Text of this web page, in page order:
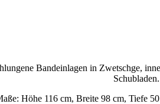
Bandeinlagen in Zwetschge,
Schubladen.
Höhe 116 cm, Breite 98 cm, Tiefe